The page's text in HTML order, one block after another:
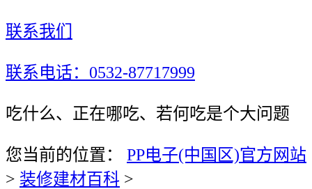
联系我们
联系电话：0532-87717999
吃什么、正在哪吃、若何吃是个大问题
您当前的位置： PP电子(中国区)官方网站
> 装修建材百科 >